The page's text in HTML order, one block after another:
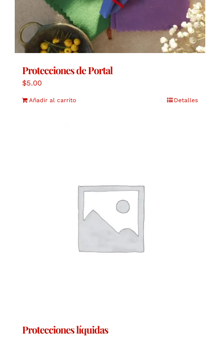
Protecciones de Portal
$5.00
Añadir al carrito Detalles
Protecciones líquidas